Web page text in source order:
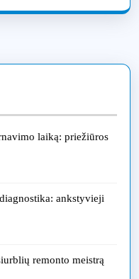
laiką: priežiūros
ankstyvieji
remonto meistrą